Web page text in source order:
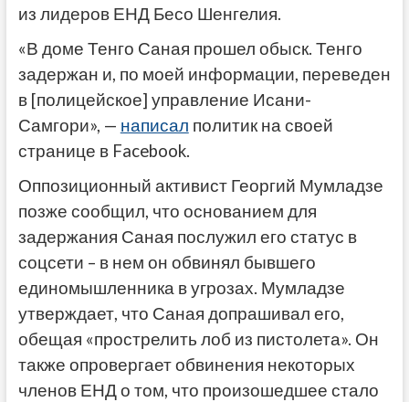
из лидеров ЕНД Бесо Шенгелия.
«В доме Тенго Саная прошел обыск. Тенго
задержан и, по моей информации, переведен
в [полицейское] управление Исани-
Самгори», — написал политик на своей
странице в Facebook.
Оппозиционный активист Георгий Мумладзе
позже сообщил, что основанием для
задержания Саная послужил его статус в
соцсети – в нем он обвинял бывшего
единомышленника в угрозах. Мумладзе
утверждает, что Саная допрашивал его,
обещая «прострелить лоб из пистолета». Он
также опровергает обвинения некоторых
членов ЕНД о том, что произошедшее стало